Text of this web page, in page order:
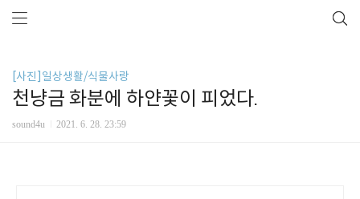
[사진]일상생활/식물사랑
천냥금 화분에 하얀꽃이 피었다.
sound4u 2021. 6. 28. 23:59